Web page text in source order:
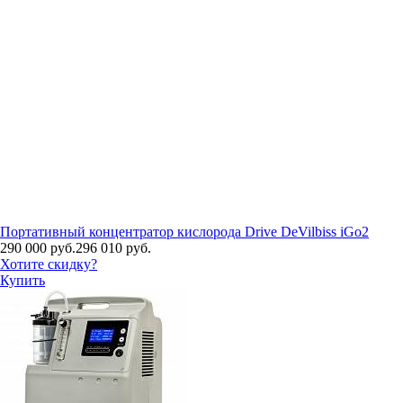
Портативный концентратор кислорода Drive DeVilbiss iGo2
290 000 руб.296 010 руб.
Хотите скидку?
Купить